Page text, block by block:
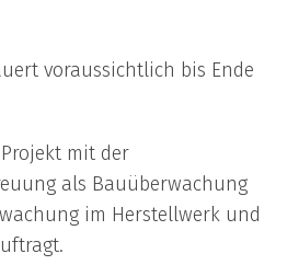
voraussichtlich bis Ende
Projekt mit der
als Bauüberwachung
im Herstellwerk und